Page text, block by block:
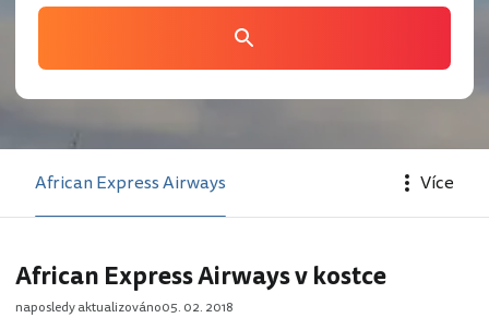
African Express Airways Více
African Express Airways v kostce
naposledy aktualizováno05. 02. 2018